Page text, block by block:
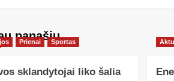
panašių…
Prienai Sportas
sklandytojai liko šalia